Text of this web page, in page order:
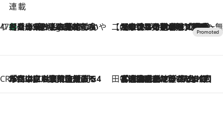
連載
47都道府県の手みやげ ひんやりスイーツで夏を満喫
4 Hours Ago
【兵庫県】この夏絶対食べたい 冷やしておいしいおやつ3選 淡路島の恵みをジェラートに集約 【CREA×星野リゾート】唯一無二。癒しと発見が待つ場所へ
2026.8.7
【トンボの足水浴】ヒノキの香りに包まれて涼感マックス！約13℃の湧水かけ流しを避暑地「星野温泉 トンボの湯」で体験
CREA'S CHOICE
2026.8.7
「立川にも歌舞伎があるんだよ」 片岡仁左衛門・市川中車ら豪華座組みで4年目の立川立飛歌舞伎へ 田中稲の勝手に再ブーム
2026.8.7
「湘南乃風に憧れて」観客大盛上がりの“タオル回し”に、ラッパー顔負けの高速歌唱まで…さだまさし（74）のアグレッシブすぎる現在地